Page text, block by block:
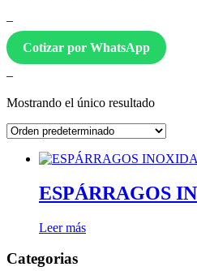
–
Cotizar por WhatsApp
–
Mostrando el único resultado
ESPÁRRAGOS
Leer más
Categorias